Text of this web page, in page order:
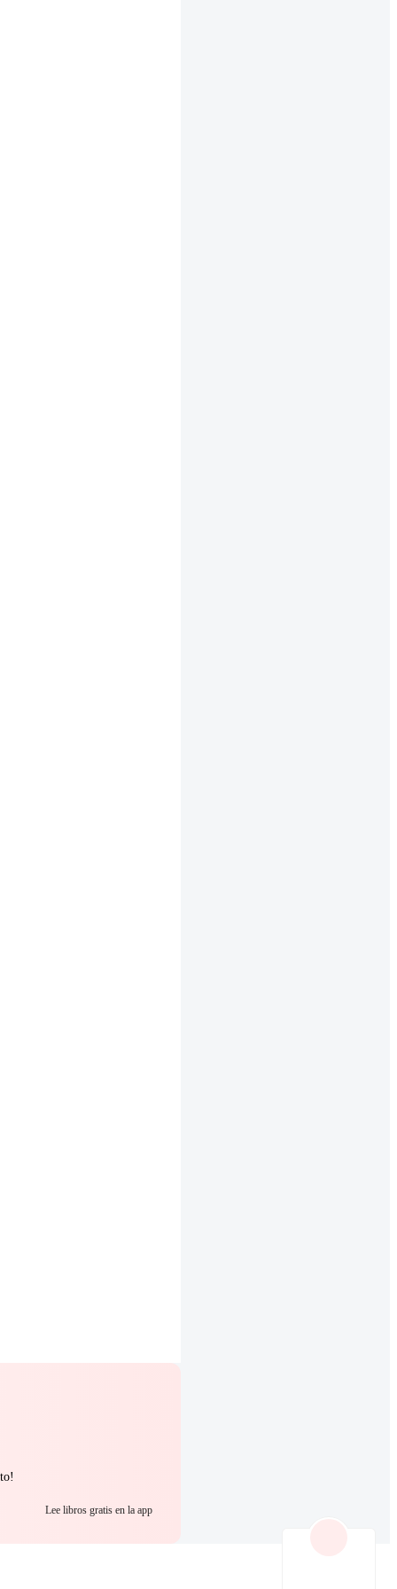
Lee libros gratis en la app